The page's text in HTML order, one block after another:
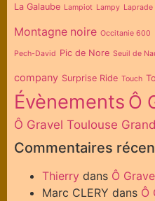
La Galaube Lampiot Lampy Laprade
Montagne noire Occitanie 600
Pech-David Pic de Nore Seuil de
company Surprise Ride Touch
Évènements Ô
Ô Gravel Toulouse
Commentaires
Thierry dans Ô
Marc CLERY dans Ô